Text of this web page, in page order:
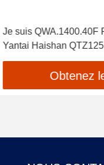
Je suis QWA.1400.40F
Yantai Haishan
Obtenez